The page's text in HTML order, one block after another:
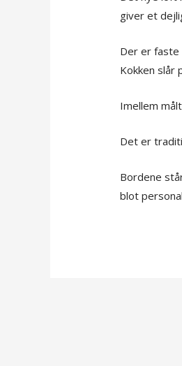
giver et
Der er faste
Kokken slår
Imellem
Det er
Bordene
blot